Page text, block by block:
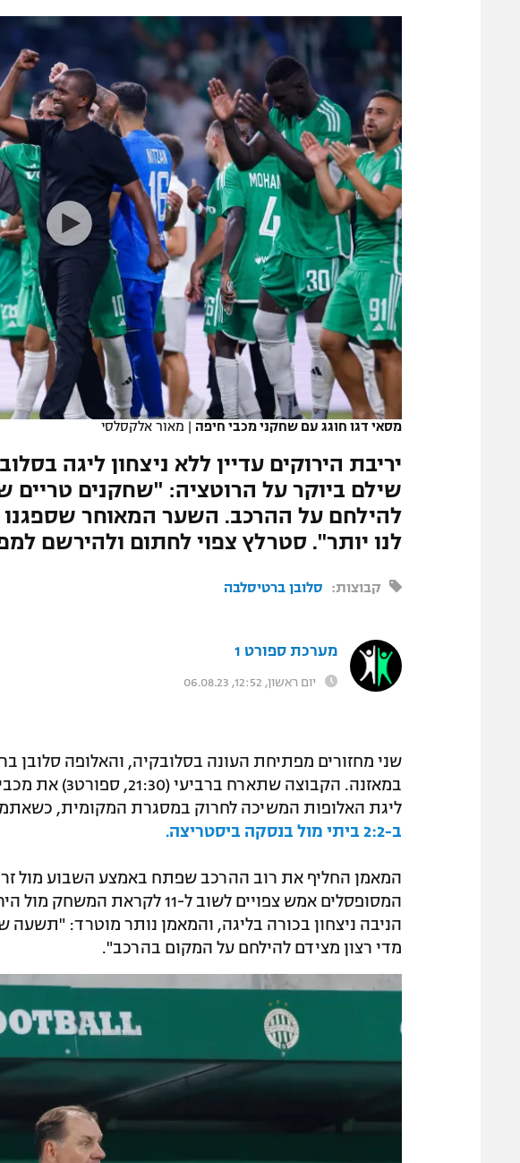
תקנון משתתפים וזוכים בפרסים
תקנון עבור פעילות אלקטרה
תקנון עבור פעילות ספורט 1 – "מרלן"
טניס
גיימינג E-Sports
תנאי שימוש
מדיניות פרטיות
תקנון פעילות ספורט 1
רשיון להקרנה פומבית לבית עסק
הצטרפות לחבילת הערוצים
לוח דרושים – ג'ובנט
הפועל תל אביב
הפועל חיפה
הפועל באר שבע
מכבי נתניה
בני יהודה
מסאי דגו חוגג עם שחקני מכבי חיפה | מאור אלקסלסי
יריבת הירוקים עדיין ללא ניצחון ליגה
שילם ביוקר על הרוטציה: "שחקנים טריים
להילחם על ההרכב. השער המאוחר
לנו יותר". סטרלץ צפוי לחתום ולהירשם
קבוצות: סלובן ברטיסלבה
מערכת ספורט 1
יום ראשון, 12:52, 06.08.23
שני מחזורים מפתיחת העונה בסלובקיה, והאלופה סלובן
במאזנה. הקבוצה
ליגת האלופות המשיכה לחרוק במסגרת המקומית,
ב-2:2 ביתי מול בנסקה ביסטריצה.
המאמן החליף את רוב ההרכב שפתח באמצע השבוע מול
המסופסלים אמש צפויים לשוב ל-11
הניבה ניצחון בכורה בליגה, והמאמן נותר מוטרד: "תשעה
מדי רצון מצידם להילחם על המקום בהרכב".